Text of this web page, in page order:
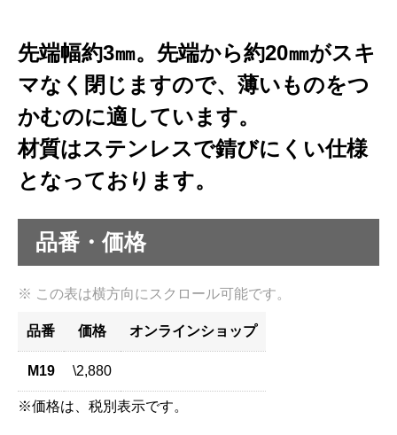
先端幅約3㎜。先端から約20㎜がスキ
マなく閉じますので、薄いものをつ
かむのに適しています。
材質はステンレスで錆びにくい仕様
となっております。
品番・価格
品番 価格 オンラインショップ
M19 \2,880
※価格は、税別表示です。